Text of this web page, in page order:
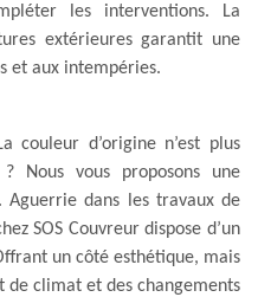
les interventions. La
extérieures garantit une
et aux intempéries.
couleur d’origine n’est plus
Nous vous proposons une
dans les travaux de
SOS Couvreur dispose d’un
un côté esthétique, mais
climat et des changements